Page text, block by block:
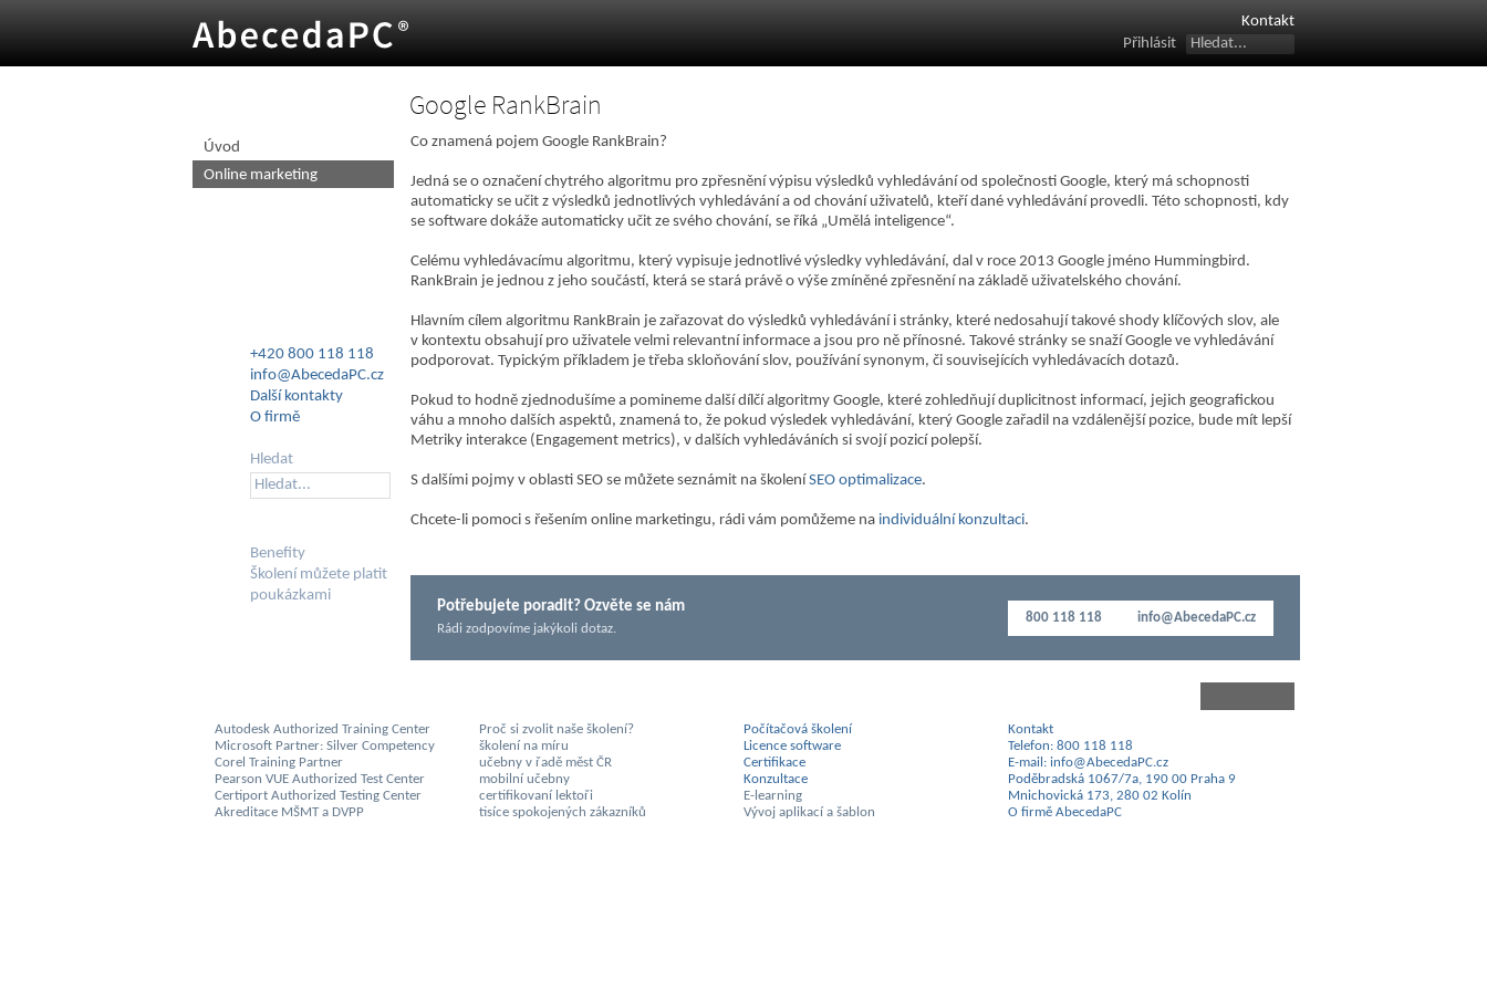
Kontakt
Přihlásit
Google RankBrain
Co znamená pojem Google RankBrain?
Jedná se o označení chytrého algoritmu pro zpřesnění výpisu výsledků vyhledávání od společnosti Google, který má schopnosti
automaticky se učit z výsledků jednotlivých vyhledávání a od chování uživatelů, kteří dané vyhledávání provedli. Této schopnosti, kdy
se software dokáže automaticky učit ze svého chování, se říká „Umělá inteligence“.
Celému vyhledávacímu algoritmu, který vypisuje jednotlivé výsledky vyhledávání, dal v roce 2013 Google jméno Hummingbird.
RankBrain je jednou z jeho součástí, která se stará právě o výše zmíněné zpřesnění na základě uživatelského chování.
Hlavním cílem algoritmu RankBrain je zařazovat do výsledků vyhledávání i stránky, které nedosahují takové shody klíčových slov, ale
v kontextu obsahují pro uživatele velmi relevantní informace a jsou pro ně přínosné. Takové stránky se snaží Google ve vyhledávání
podporovat. Typickým příkladem je třeba skloňování slov, používání synonym, či souvisejících vyhledávacích dotazů.
Pokud to hodně zjednodušíme a pomineme další dílčí algoritmy Google, které zohledňují duplicitnost informací, jejich geografickou
váhu a mnoho dalších aspektů, znamená to, že pokud výsledek vyhledávání, který Google zařadil na vzdálenější pozice, bude mít lepší
Metriky interakce (Engagement metrics), v dalších vyhledáváních si svojí pozicí polepší.
S dalšími pojmy v oblasti SEO se můžete seznámit na školení SEO optimalizace.
Chcete-li pomoci s řešením online marketingu, rádi vám pomůžeme na individuální konzultaci.
Potřebujete poradit? Ozvěte se nám
Rádi zodpovíme jakýkoli dotaz.
800 118 118 info@AbecedaPC.cz
Úvod
Online marketing
+420 800 118 118
info@AbecedaPC.cz
Další kontakty
O firmě
Hledat
Benefity
Školení můžete platit
poukázkami
Autodesk Authorized Training Center
Microsoft Partner: Silver Competency
Corel Training Partner
Pearson VUE Authorized Test Center
Certiport Authorized Testing Center
Akreditace MŠMT a DVPP
Proč si zvolit naše školení?
školení na míru
učebny v řadě měst ČR
mobilní učebny
certifikovaní lektoři
tisíce spokojených zákazníků
Počítačová školení
Licence software
Certifikace
Konzultace
E-learning
Vývoj aplikací a šablon
Kontakt
Telefon: 800 118 118
E-mail: info@AbecedaPC.cz
Poděbradská 1067/7a, 190 00 Praha 9
Mnichovická 173, 280 02 Kolín
O firmě AbecedaPC